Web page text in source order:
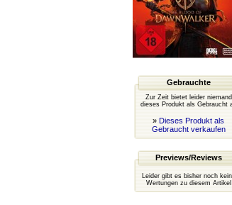
Gebrauchte
Zur Zeit bietet leider niemand
dieses Produkt als Gebraucht
» Dieses Produkt als
Gebraucht verkaufen
Previews/Reviews
Leider gibt es bisher noch
Wertungen zu diesem Artikel